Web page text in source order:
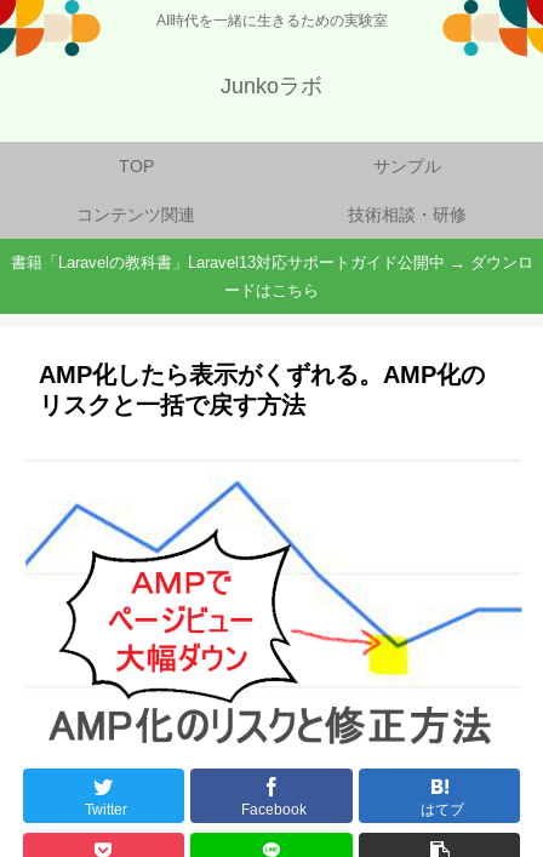
AI時代を一緒に生きるための実験室
Junkoラボ
TOP サンプル
コンテンツ関連 技術相談・研修
書籍「Laravelの教科書」Laravel13対応サポートガイド公開中 → ダウンロ
ードはこちら
AMP化したら表示がくずれる。AMP化の
リスクと一括で戻す方法
Twitter Facebook はてブ